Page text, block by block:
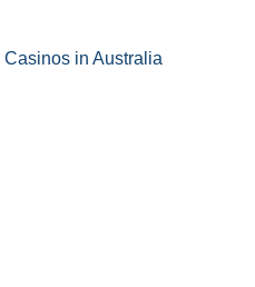
in Australia